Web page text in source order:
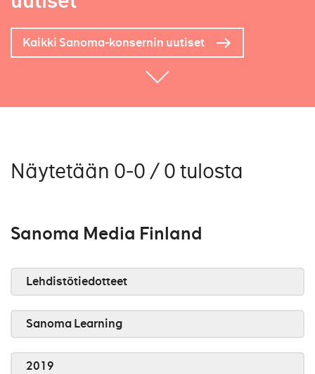
Kaikki Sanoma-konsernin uutiset
Näytetään 0-0 / 0 tulosta
Sanoma Media Finland
Lehdistötiedotteet
Sanoma Learning
2019